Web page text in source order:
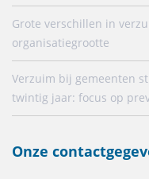
Grote verschillen in
organisatiegrootte
Verzuim bij gemeenten
twintig jaar: focus op
Onze